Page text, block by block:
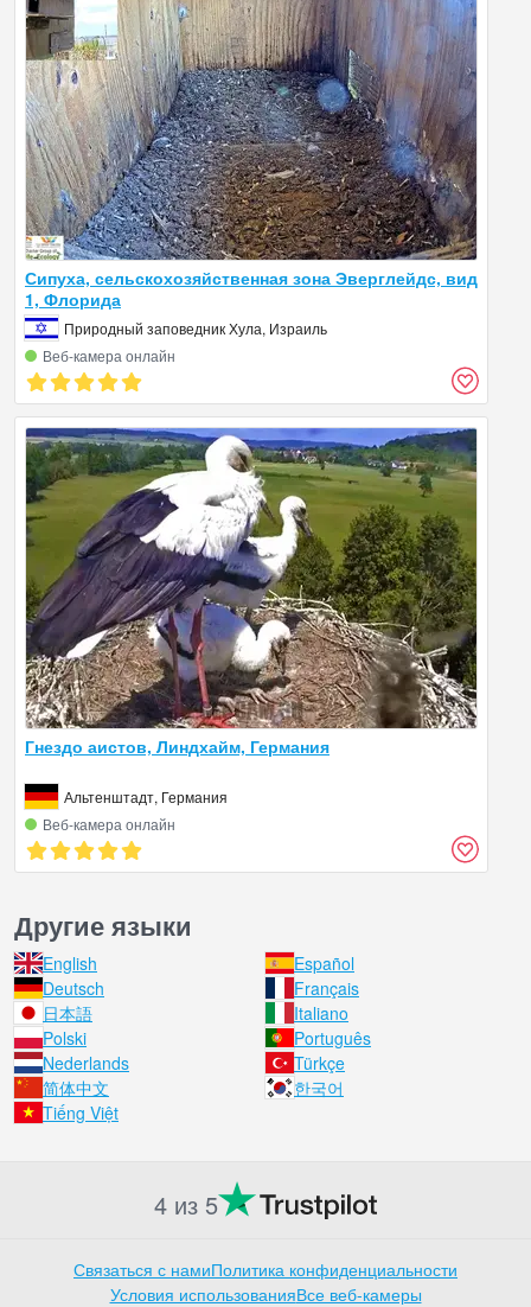
Сипуха, сельскохозяйственная зона Эверглейдс, вид
1, Флорида
Природный заповедник Хула, Израиль
Веб‑камера онлайн
Гнездо аистов, Линдхайм, Германия
Альтенштадт, Германия
Веб‑камера онлайн
Другие языки
English
Español
Deutsch
Français
日本語
Italiano
Polski
Português
Nederlands
Türkçe
简体中文
한국어
Tiếng Việt
4 из 5
Связаться с намиПолитика конфиденциальности
Условия использованияВсе веб-камеры